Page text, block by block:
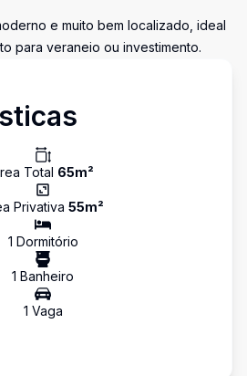
e muito bem localizado, ideal
para veraneio ou investimento.
Total 65m²
Privativa 55m²
1 Dormitório
1 Banheiro
1 Vaga